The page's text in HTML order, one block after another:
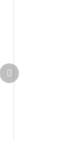
Další
produkt